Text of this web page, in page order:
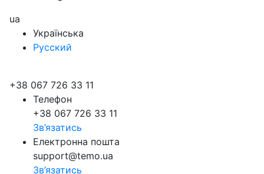
ua
Українська
Русский
+38 067 726 33 11
Телефон
+38 067 726 33 11
Зв’язатись
Електронна пошта
support@temo.ua
Зв’язатись